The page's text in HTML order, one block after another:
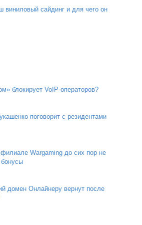
виниловый сайдинг и для чего он
блокирует VoIP-операторов?
поговорит с резидентами
Wargaming до сих пор не
домен Онлайнеру вернут после